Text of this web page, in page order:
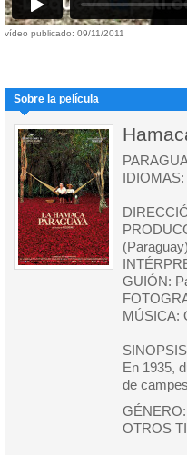
vídeo publicado: 09/11/2011
Sobre la película
(Paraguay)
GUIÓN:
MÚSICA:
En 1935,
de
OTROS